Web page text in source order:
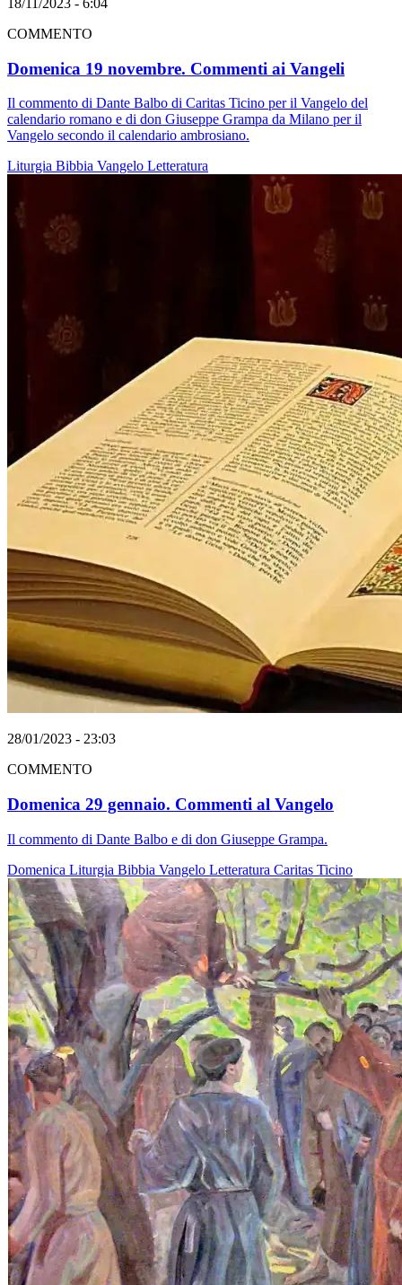
18/11/2023 - 6:04
COMMENTO
Domenica 19 novembre. Commenti ai Vangeli
Il commento di Dante Balbo di Caritas Ticino per il Vangelo del
calendario romano e di don Giuseppe Grampa da Milano per il
Vangelo secondo il calendario ambrosiano.
Liturgia Bibbia Vangelo Letteratura
28/01/2023 - 23:03
COMMENTO
Domenica 29 gennaio. Commenti al Vangelo
Il commento di Dante Balbo e di don Giuseppe Grampa.
Domenica Liturgia Bibbia Vangelo Letteratura Caritas Ticino